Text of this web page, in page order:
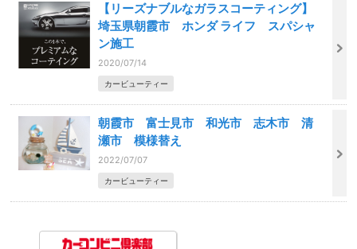
【リーズナブルなガラスコーティング】
埼玉県朝霞市 ホンダ ライフ スパシャ
ン施工
2020/07/14
カービューティー
朝霞市 富士見市 和光市 志木市 清
瀬市 模様替え
2022/07/07
カービューティー